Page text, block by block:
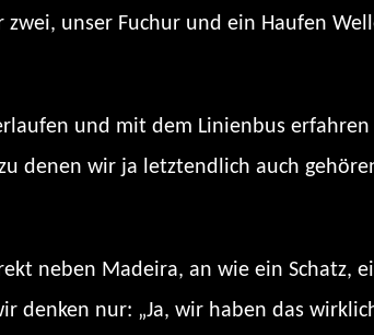
zwei, unser Fuchur und ein Haufen
und mit dem Linienbus
denen wir ja letztendlich auch
neben Madeira, an wie ein Schatz,
denken nur: „Ja, wir haben das